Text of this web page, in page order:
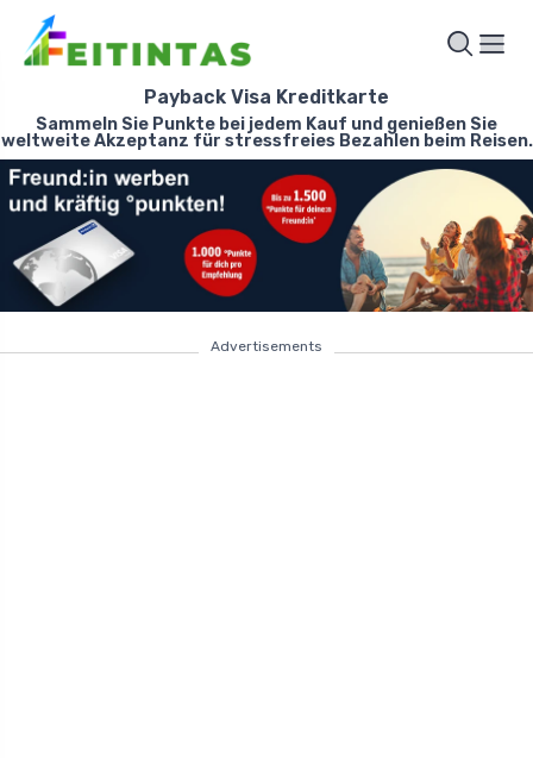
Payback Visa Kreditkarte
Sammeln Sie Punkte bei jedem Kauf und genießen Sie
weltweite Akzeptanz für stressfreies Bezahlen beim Reisen.
Advertisements